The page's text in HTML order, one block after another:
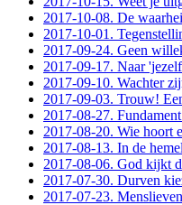
2017-10-08. De
2017-10-01.
2017-09-24. Geen
2017-09-17. Naar
2017-09-10. Wachter
2017-09-03. Trouw!
2017-08-27.
2017-08-20. Wie hoort
2017-08-13. In de
2017-08-06. God kijkt
2017-07-30. Durven
2017-07-23.